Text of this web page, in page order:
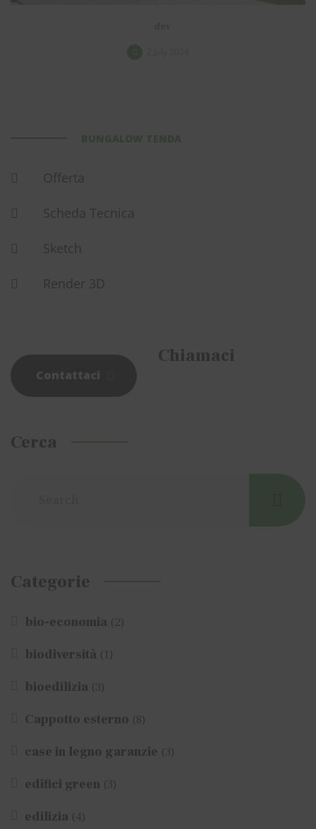
Offerta
Scheda Tecnica
Sketch
Render 3D
Contattaci
Chiamaci
navigation
Cerca
Categorie
bio-economia (2)
biodiversità (1)
bioedilizia (3)
Cappotto esterno (8)
case in legno garanzie (3)
edifici green (3)
edilizia (4)